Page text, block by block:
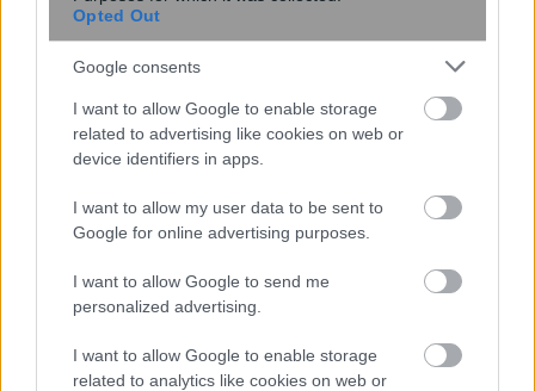
Opted Out
Google consents
I want to allow Google to enable storage
related to advertising like cookies on web or
device identifiers in apps.
I want to allow my user data to be sent to
Google for online advertising purposes.
I want to allow Google to send me
personalized advertising.
I want to allow Google to enable storage
related to analytics like cookies on web or
Στα 5.899 τα νέα κρούσματα κορονοϊού –
81 νεκροί και 709 διασωληνωμένοι